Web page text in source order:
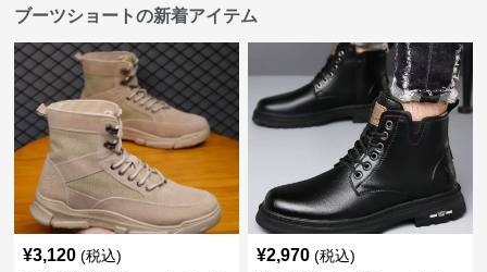
ブーツショートの新着アイテム
¥3,120 (税込) ¥2,970 (税込)